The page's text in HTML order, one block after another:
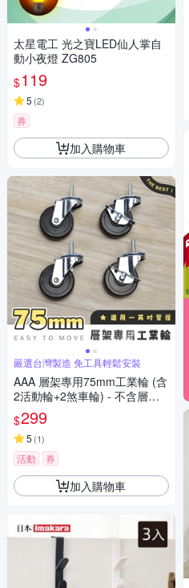
太星電工 光之寶LED仙人掌自
動小夜燈 ZG805
$119
5 (2)
券
加入購物車
嚴選台灣製造 免工具輕鬆安裝
AAA 層架專用75mm工業輪 (含
2活動輪+2煞車輪) - 不含層架
PVC輪/萬向輪/層架配件
$299
5 (1)
活動 券
加入購物車